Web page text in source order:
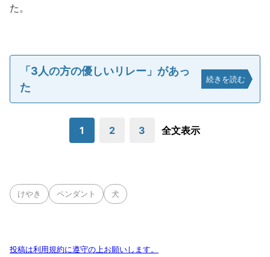
た。
「3人の方の優しいリレー」があっ
た
続きを読む
1 2 3 全文表示
けやき ペンダント 犬